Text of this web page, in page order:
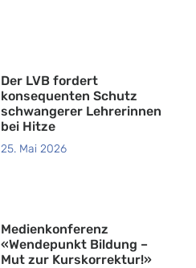
Der LVB fordert
konsequenten Schutz
schwangerer Lehrerinnen
bei Hitze
25. Mai 2026
Medienkonferenz
«Wendepunkt Bildung –
Mut zur Kurskorrektur!»